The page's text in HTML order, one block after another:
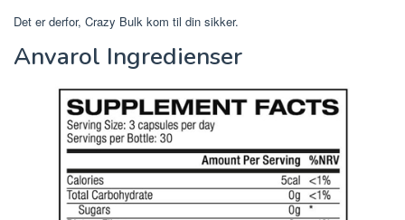
Det er derfor, Crazy Bulk kom til din sikker.
Anvarol Ingredienser